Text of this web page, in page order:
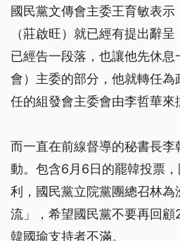
國民黨文傳會主委王育敏表
（莊啟旺）就已經有提出辭
已經告一段落，也讓他先休
會）主委的部分，他就轉任
任的組發會主委會由李哲華來
而一直在前線督導的秘書長
動。包含6月6日的罷韓投票
利，國民黨立院黨團總召林為
流」，希望國民黨不要再回
韓國瑜支持者不滿。